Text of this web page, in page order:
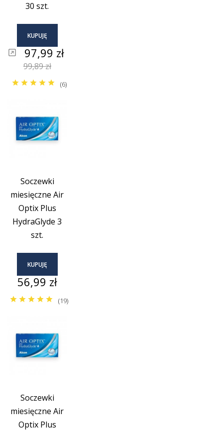
30 szt.
KUPUJĘ
Cena
97,99 zł
Cena
podstawowa
99,89 zł
(6)
Soczewki
miesięczne Air
Optix Plus
HydraGlyde 3
szt.
KUPUJĘ
Cena
56,99 zł
(19)
Soczewki
miesięczne Air
Optix Plus